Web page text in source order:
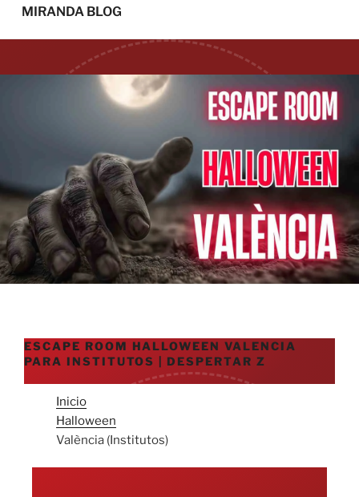
MIRANDA BLOG
ESCAPE ROOM HALLOWEEN VALENCIA
PARA INSTITUTOS | DESPERTAR Z
Inicio
Halloween
València (Institutos)